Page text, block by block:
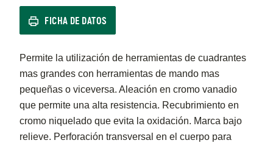
FICHA DE DATOS
Permite la utilización de herramientas de cuadrantes
mas grandes con herramientas de mando mas
pequeñas o viceversa. Aleación en cromo vanadio
que permite una alta resistencia. Recubrimiento en
cromo niquelado que evita la oxidación. Marca bajo
relieve. Perforación transversal en el cuerpo para